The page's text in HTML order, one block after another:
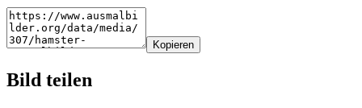
Kopieren
Bild teilen